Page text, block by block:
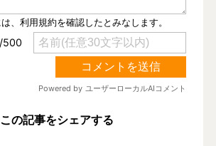
この記事をシェアする